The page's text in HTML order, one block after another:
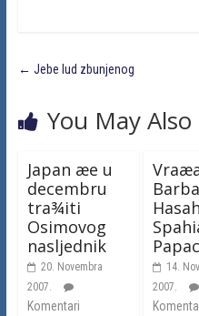
← Jebe lud zbunjenog
You May Also
Japan æe u
decembru
tra¾iti
Osimovog
nasljednik
20. Novembra
2007.
Komentari
14.
2007.